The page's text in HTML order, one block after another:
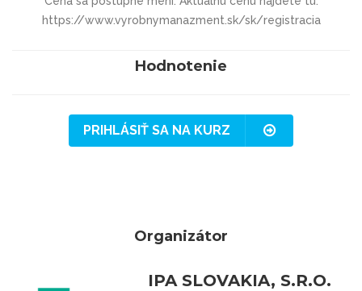
https://www.vyrobnymanazment.sk/sk/registracia
Hodnotenie
PRIHLÁSIŤ SA NA KURZ
Organizátor
IPA SLOVAKIA, S.R.O.